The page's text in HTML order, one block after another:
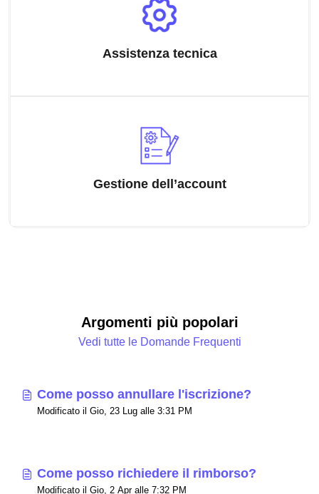
Assistenza tecnica
Gestione dell’account
Argomenti più popolari
Vedi tutte le Domande Frequenti
Come posso annullare l'iscrizione?
Modificato il Gio, 23 Lug alle 3:31 PM
Come posso richiedere il rimborso?
Modificato il Gio, 2 Apr alle 7:32 PM